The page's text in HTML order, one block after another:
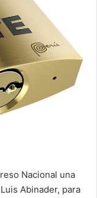
Nacional una
Abinader, para